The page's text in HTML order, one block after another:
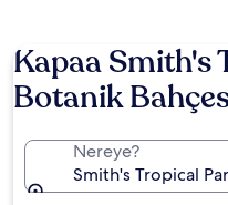
Kapaa Smith's
Botanik
Nereye?
Smith's Tropical